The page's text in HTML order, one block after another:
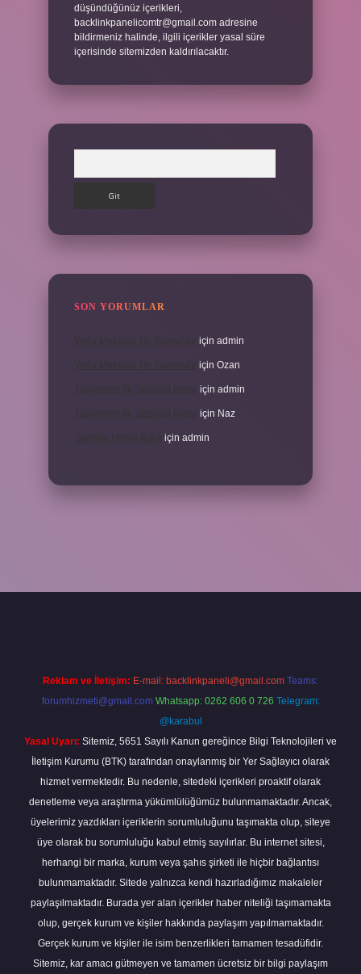
düşündüğünüz içerikleri,
backlinkpanelicomtr@gmail.com adresine
bildirmeniz halinde, ilgili içerikler yasal süre
içerisinde sitemizden kaldırılacaktır.
SON YORUMLAR
için admin
için Ozan
için admin
için Naz
için admin
Reklam ve İletişim: E-mail: backlinkpaneli@gmail.com Teams:
forumhizmeti@gmail.com Whatsapp: 0262 606 0 726 Telegram:
@karabul
Yasal Uyarı: Sitemiz, 5651 Sayılı Kanun gereğince Bilgi Teknolojileri ve
İletişim Kurumu (BTK) tarafından onaylanmış bir Yer Sağlayıcı olarak
hizmet vermektedir. Bu nedenle, sitedeki içerikleri proaktif olarak
denetleme veya araştırma yükümlülüğümüz bulunmamaktadır. Ancak,
üyelerimiz yazdıkları içeriklerin sorumluluğunu taşımakta olup, siteye
üye olarak bu sorumluluğu kabul etmiş sayılırlar. Bu internet sitesi,
herhangi bir marka, kurum veya şahıs şirketi ile hiçbir bağlantısı
bulunmamaktadır. Sitede yalnızca kendi hazırladığımız makaleler
paylaşılmaktadır. Burada yer alan içerikler haber niteliği taşımamakta
olup, gerçek kurum ve kişiler hakkında paylaşım yapılmamaktadır.
Gerçek kurum ve kişiler ile isim benzerlikleri tamamen tesadüfidir.
Sitemiz, kar amacı gütmeyen ve tamamen ücretsiz bir bilgi paylaşım